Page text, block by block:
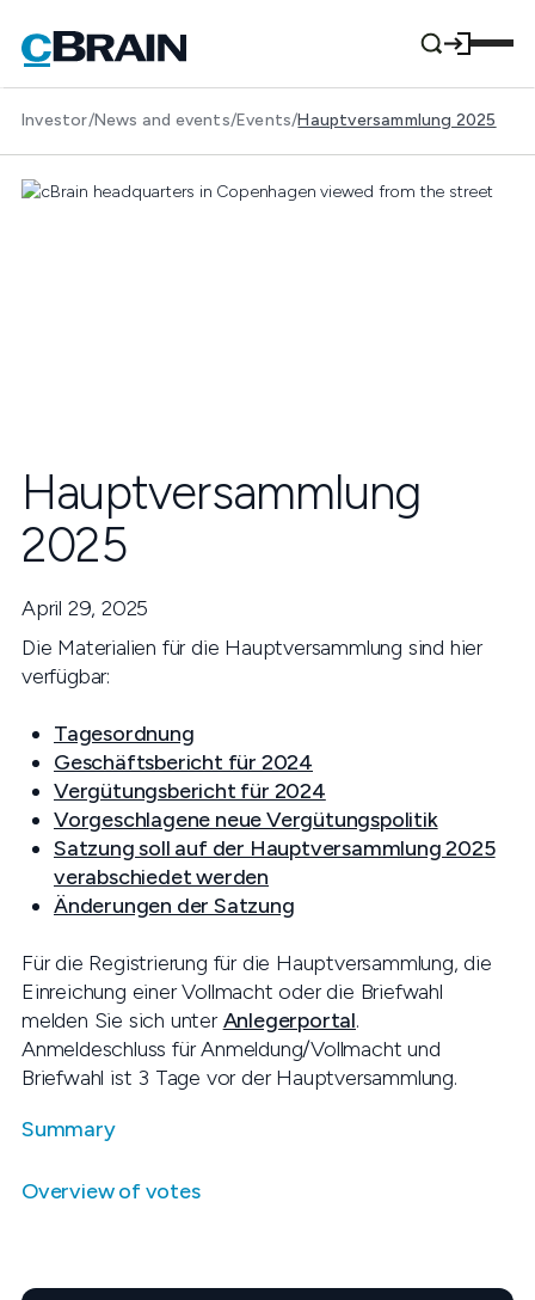
Investor/News and events/Events/Hauptversammlung 2025
Hauptversammlung
2025
April 29, 2025
Die Materialien für die Hauptversammlung sind hier
verfügbar:
Tagesordnung
Geschäftsbericht für 2024
Vergütungsbericht für 2024
Vorgeschlagene neue Vergütungspolitik
Satzung soll auf der Hauptversammlung 2025
verabschiedet werden
Änderungen der Satzung
Für die Registrierung für die Hauptversammlung, die
Einreichung einer Vollmacht oder die Briefwahl
melden Sie sich unterAnlegerportal.
Anmeldeschluss für Anmeldung/Vollmacht und
Briefwahl ist 3 Tage vor der Hauptversammlung.
Summary
Overview of votes